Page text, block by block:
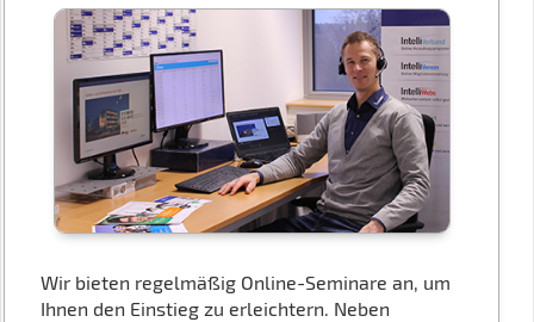
Wir bieten regelmäßig Online-Seminare an, um
Ihnen den Einstieg zu erleichtern. Neben